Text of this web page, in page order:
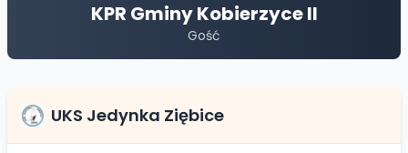
KPR Gminy Kobierzyce II
Gość
UKS Jedynka Ziębice